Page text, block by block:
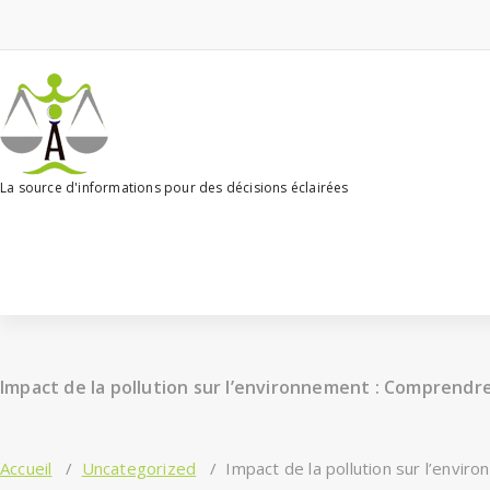
contenu
La source d'informations pour des décisions éclairées
Impact de la pollution sur l’environnement :
Accueil / Uncategorized / Impact de la pollution sur